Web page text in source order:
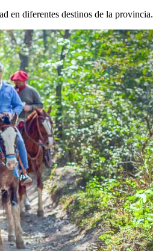
en diferentes destinos de la provincia.